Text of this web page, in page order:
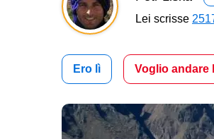
Lei scrisse
Ero lì Voglio andare